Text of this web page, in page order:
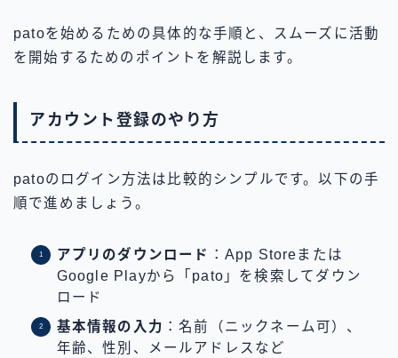
patoを始めるための具体的な手順と、スムーズに活動
を開始するためのポイントを解説します。
アカウント登録のやり方
patoのログイン方法は比較的シンプルです。以下の手
順で進めましょう。
アプリのダウンロード ：App Storeまたは
Google Playから「pato」を検索してダウン
ロード
基本情報の入力 ：名前（ニックネーム可）、
年齢、性別、メールアドレスなど